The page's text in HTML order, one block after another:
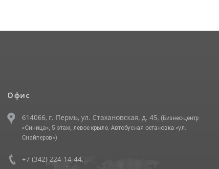
Офис
614066, г. Пермь, ул. Стахановская, д. 45, (Бизнес-центр
«Синица», 5 этаж, левое крыло. Автобусная остановка «ул.
Снайперов»)
+7 (342) 224-14-44,